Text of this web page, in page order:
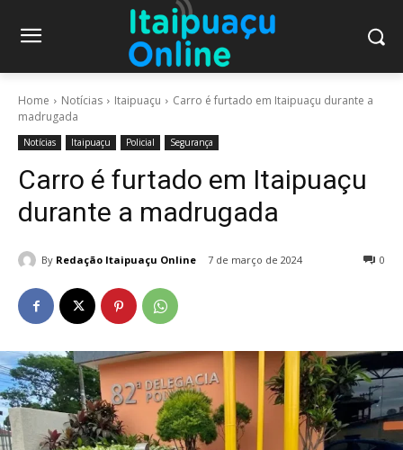
Home Notícias Itaipuaçu
Carro é furtado em Itaipuaçu durante a
madrugada
Notícias Itaipuaçu Policial Segurança
Carro é furtado em Itaipuaçu
durante a madrugada
By Redação Itaipuaçu Online 7 de março de 2024 0